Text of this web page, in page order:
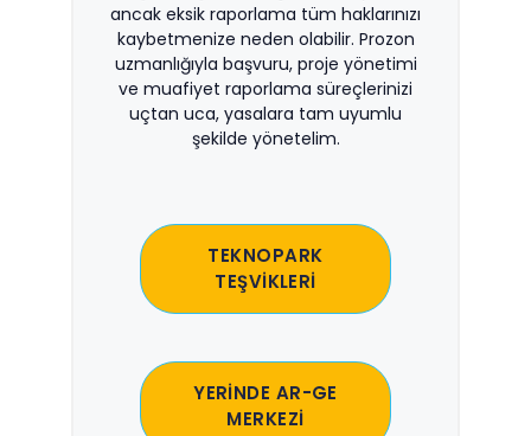
ancak eksik raporlama tüm haklarınızı
kaybetmenize neden olabilir. Prozon
uzmanlığıyla başvuru, proje yönetimi
ve muafiyet raporlama süreçlerinizi
uçtan uca, yasalara tam uyumlu
şekilde yönetelim.
TEKNOPARK
TEŞVİKLERİ
YERİNDE AR-GE
MERKEZİ